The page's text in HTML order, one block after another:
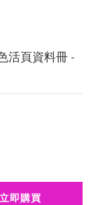
活頁資料冊 -
立即購買